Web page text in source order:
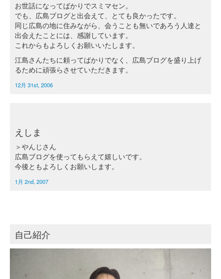
お世話になってばかりでスミマセン。
でも、広島ブログと出会えて、とても良かったです。
同じ広島の地に住みながら、会うことも無いであろう人達と
出会えたことには、感謝しています。
これからもよろしくお願いいたします。
江島さんたちに頼ってばかりでなく、広島ブログを盛り上げ
るために頑張らさせていただきます。
12月 31st, 2006
えしま
＞やんじさん
広島ブログを使ってもらえて嬉しいです。
今後ともよろしくお願いします。
1月 2nd, 2007
自己紹介